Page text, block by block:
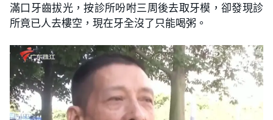
滿口牙齒拔光，按診所吩咐三周後去取牙模，卻發現診
所竟已人去樓空，現在牙全沒了只能喝粥。